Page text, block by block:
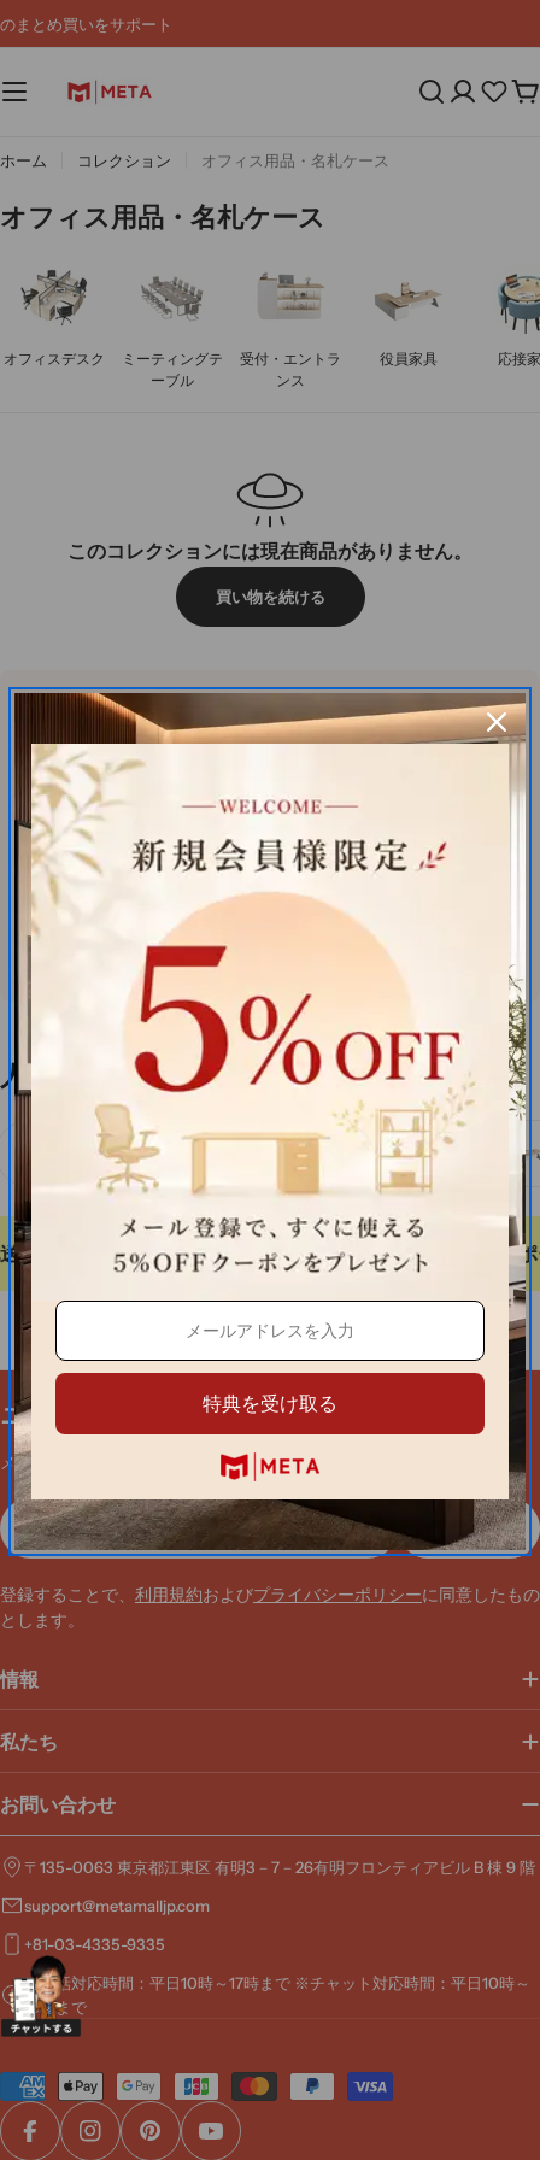
ン
ン
ツ
ス
プ
まとめ買いをサポート
カ
ホーム コレクション オフィス用品・名札ケース
コ
ク
シ
ン
オフィス用品・名札ケース
オフィスデスク
ミーティングテ
ーブル
受付・エントラ
ンス
役員家具 応接
このコレクションには現在商品がありません。
買い物を続ける
オフィス空間を格上げする、高品質オフィス
家具
高品質な木材、耐久性に優れた金属、透明感のあるガラスやアクリル
を厳選。美しさと機能性を兼ね備えた家具で、快適で効率的なオフィ
ス環境を実現します。
快適な作業環境
：人間工学に基づいた設計で、長時間の作業もストレ
スフリー。
：木材や金属を使用し、長く愛用できる頑丈なつくり。
洗練されたデザイン：シンプルでモダンなデザインが、オフィス空間
を明るく開放的に演出。
今すぐオフィスをアップグレード
効率性と美観を両立させたオフィス家具で、社員の作業効率と快適性
を向上。
今すぐ購入して、理想のオフィス空間を手に入れましょう。
人気検索
オフィスデスク ミーティングテーブル
30日間無料返品 安全な支払い 24/7カスタマーサポ
ニュースレター登録
メールマガジン登録で初回購入5%OFF
メ
ー
ル
ド
レ
登録する
登録することで、 利用規約およびプライバシーポリシーに同意したもの
とします。
情報
私たち
お問い合わせ
〒135-0063 東京都江東区 有明3－7－26有明フロンティアビル B 棟 9 階
support@metamalljp.com
+81-03-4335-9335
※電話対応時間：平日10時～17時まで ※チャット対応時間：平日10時～
19時まで
支
払
い
FacebookInstagramPinterest YouTube
特典を受け取る